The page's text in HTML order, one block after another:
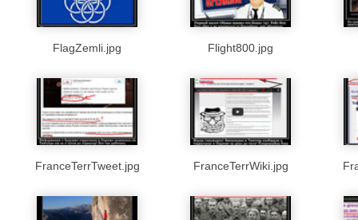
FlagZemli.jpg Flight800.jpg
FranceTerrTweet.jpg FranceTerrWiki.jpg